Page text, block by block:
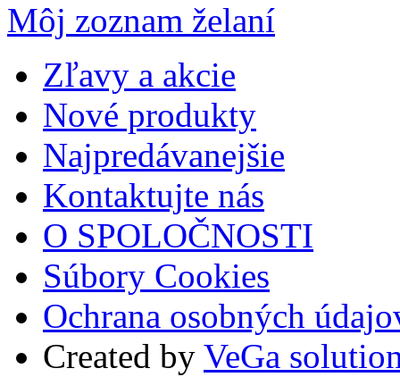
Môj zoznam želaní
Zľavy a akcie
Nové produkty
Najpredávanejšie
Kontaktujte nás
O SPOLOČNOSTI
Súbory Cookies
Ochrana osobných
Created by VeGa